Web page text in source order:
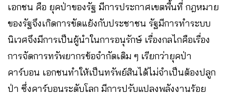
เอกชน คือ ยุคป่าของรัฐ มีการประกาศเขตพื้นที่ กฎหมาย
ของรัฐจึงเกิดการขัดแย้งกับประชาชน รัฐมีการทำระบบ
นิเวศจึงมีการเป็นผู้นำในการอนุรักษ์ เรื่องกลไกคือเรื่อง
การจัดการทรัพยากรข้อจำกัดเดิม ๆ เรียกว่ายุคป่า
คาร์บอน เอกชนทำให้เป็นทรัพย์สินได้ไม่จำเป็นต้องปลูก
ป่า ซึ่งคาร์บอนระดับโลก มีการปรับแปลงพลังงานร้อย